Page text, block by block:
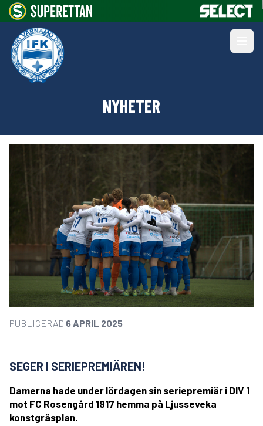
NYHETER
PUBLICERAD 6 APRIL 2025
SEGER I SERIEPREMIÄREN!
Damerna hade under lördagen sin seriepremiär i DIV 1
mot FC Rosengård 1917 hemma på Ljusseveka
konstgräsplan.